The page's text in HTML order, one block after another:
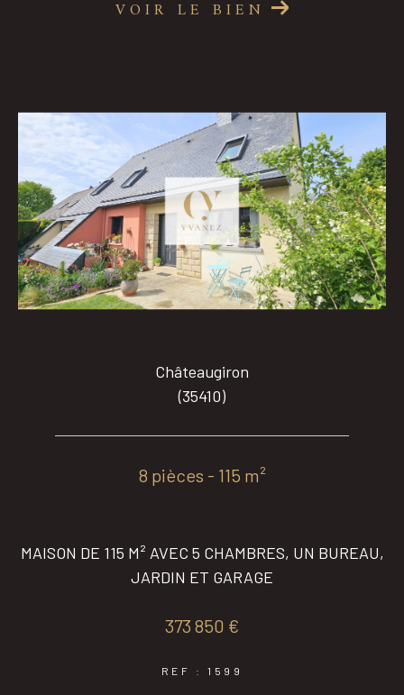
VOIR LE BIEN
Châteaugiron
(35410)
8 pièces - 115 m²
MAISON DE 115 M² AVEC 5 CHAMBRES, UN BUREAU,
JARDIN ET GARAGE
373 850 €
REF : 1599